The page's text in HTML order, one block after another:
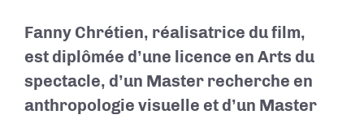
Fanny Chrétien, réalisatrice du film,
est diplômée d’une licence en Arts du
spectacle, d’un Master recherche en
anthropologie visuelle et d’un Master